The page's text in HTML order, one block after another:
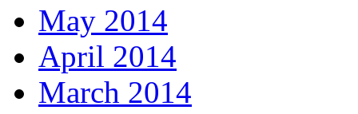
May 2014
April 2014
March 2014